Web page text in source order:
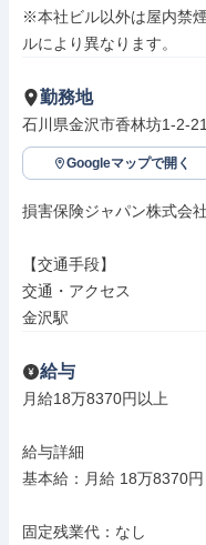
※本社ビル以外は屋内禁
ルにより異なります。
勤務地
石川県金沢市香林坊1-2-21
Googleマップで開く
損害保険ジャパン株式会社
【交通手段】
交通・アクセス
金沢駅
給与
月給18万8370円以上
給与詳細
基本給：月給 18万8370円
固定残業代：なし